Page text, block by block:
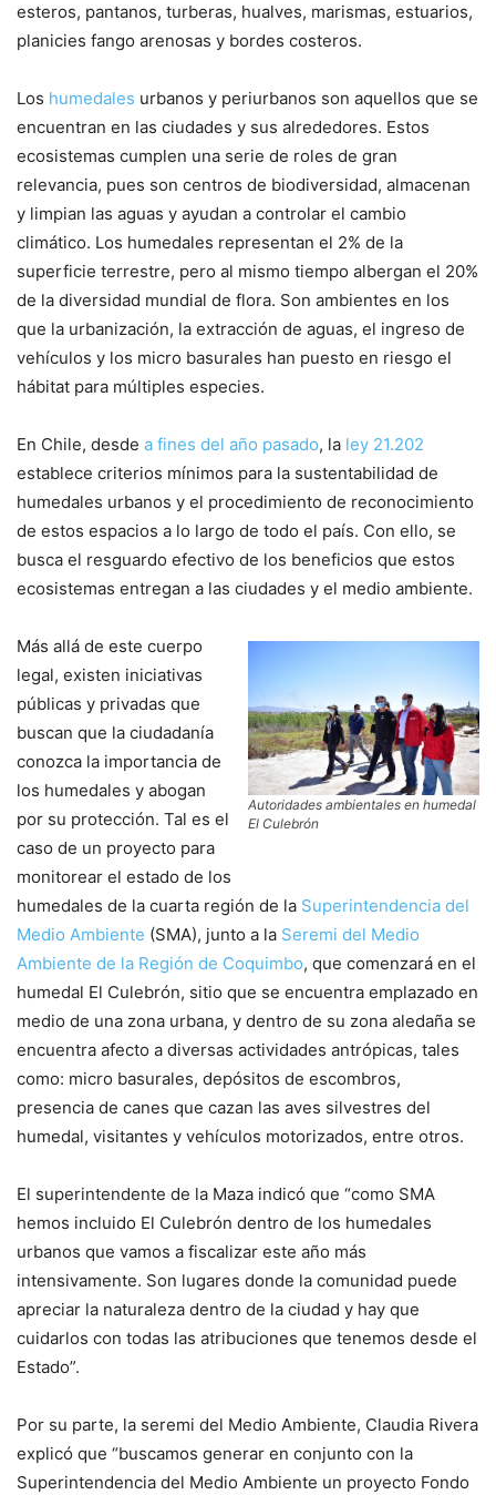
esteros, pantanos, turberas, hualves, marismas, estuarios,
planicies fango arenosas y bordes costeros.
Los humedales urbanos y periurbanos son aquellos que se
encuentran en las ciudades y sus alrededores. Estos
ecosistemas cumplen una serie de roles de gran
relevancia, pues son centros de biodiversidad, almacenan
y limpian las aguas y ayudan a controlar el cambio
climático. Los humedales representan el 2% de la
superficie terrestre, pero al mismo tiempo albergan el 20%
de la diversidad mundial de flora. Son ambientes en los
que la urbanización, la extracción de aguas, el ingreso de
vehículos y los micro basurales han puesto en riesgo el
hábitat para múltiples especies.
En Chile, desde a fines del año pasado, la ley 21.202
establece criterios mínimos para la sustentabilidad de
humedales urbanos y el procedimiento de reconocimiento
de estos espacios a lo largo de todo el país. Con ello, se
busca el resguardo efectivo de los beneficios que estos
ecosistemas entregan a las ciudades y el medio ambiente.
Autoridades ambientales en humedal
El Culebrón
Más allá de este cuerpo
legal, existen iniciativas
públicas y privadas que
buscan que la ciudadanía
conozca la importancia de
los humedales y abogan
por su protección. Tal es el
caso de un proyecto para
monitorear el estado de los
humedales de la cuarta región de la Superintendencia del
Medio Ambiente (SMA), junto a la Seremi del Medio
Ambiente de la Región de Coquimbo, que comenzará en el
humedal El Culebrón, sitio que se encuentra emplazado en
medio de una zona urbana, y dentro de su zona aledaña se
encuentra afecto a diversas actividades antrópicas, tales
como: micro basurales, depósitos de escombros,
presencia de canes que cazan las aves silvestres del
humedal, visitantes y vehículos motorizados, entre otros.
El superintendente de la Maza indicó que “como SMA
hemos incluido El Culebrón dentro de los humedales
urbanos que vamos a fiscalizar este año más
intensivamente. Son lugares donde la comunidad puede
apreciar la naturaleza dentro de la ciudad y hay que
cuidarlos con todas las atribuciones que tenemos desde el
Estado”.
Por su parte, la seremi del Medio Ambiente, Claudia Rivera
explicó que “buscamos generar en conjunto con la
Superintendencia del Medio Ambiente un proyecto Fondo